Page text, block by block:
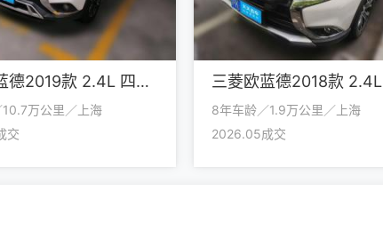
三菱欧蓝德2019款 2.4L 四驱致享版 5座 国V
万公里／上海
交
8年车龄／1.9万公里／上海
2026.05成交